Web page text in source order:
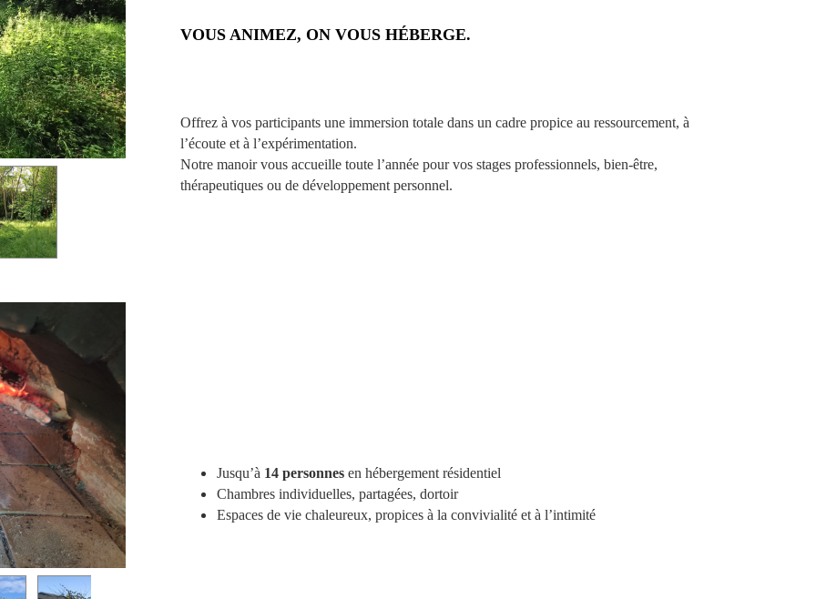
VOUS ANIMEZ, ON VOUS HÉBERGE.
Offrez à vos participants une immersion totale dans un cadre propice au ressourcement, à
l’écoute et à l’expérimentation.
Notre manoir vous accueille toute l’année pour vos stages professionnels, bien-être,
thérapeutiques ou de développement personnel.
Jusqu’à 14 personnes en hébergement résidentiel
Chambres individuelles, partagées, dortoir
Espaces de vie chaleureux, propices à la convivialité et à l’intimité